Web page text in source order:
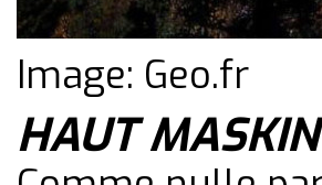
Image: Geo.fr
HAUT